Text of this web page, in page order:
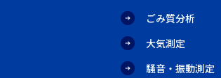
ごみ質分析
大気測定
騒音・振動測定